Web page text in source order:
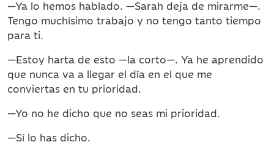
—Ya lo hemos hablado. —Sarah deja de mirarme—.
Tengo muchísimo trabajo y no tengo tanto tiempo
para ti.
—Estoy harta de esto —la corto—. Ya he aprendido
que nunca va a llegar el día en el que me
conviertas en tu prioridad.
—Yo no he dicho que no seas mi prioridad.
—Sí lo has dicho.